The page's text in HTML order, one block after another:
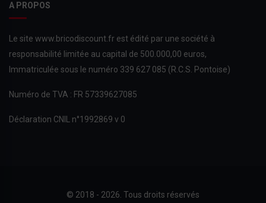
A PROPOS
Le site www.bricodiscount.fr est édité par une société à
responsabilité limitée au capital de 500.000,00 euros,
Immatriculée sous le numéro 339 627 085 (R.C.S. Pontoise)
Numéro de TVA : FR 57339627085
Déclaration CNIL n°1992869 v 0
© 2018 - 2026. Tous droits réservés